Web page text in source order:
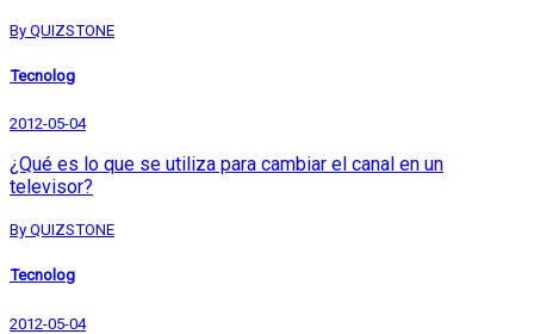
By QUIZSTONE
Tecnolog
2012-05-04
¿Qué es lo que se utiliza para cambiar el canal en un
televisor?
By QUIZSTONE
Tecnolog
2012-05-04